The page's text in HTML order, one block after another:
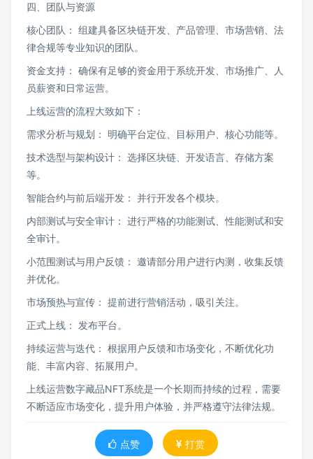
四、团队与资源
核心团队： 组建具备区块链开发、产品管理、市场营销、法
律合规等专业知识的团队。
资金支持： 确保有足够的资金用于系统开发、市场推广、人
员薪资和日常运营。
上线运营的流程大致如下：
需求分析与规划： 明确平台定位、目标用户、核心功能等。
技术选型与架构设计： 选择区块链、开发语言、存储方案
等。
智能合约与前后端开发： 并行开发各个模块。
内部测试与安全审计： 进行严格的功能测试、性能测试和安
全审计。
小范围测试与用户反馈： 邀请部分用户进行内测，收集反馈
并优化。
市场预热与宣传： 提前进行营销活动，吸引关注。
正式上线： 发布平台。
持续运营与迭代： 根据用户反馈和市场变化，不断优化功
能、丰富内容、拓展用户。
上线运营数字藏品NFT系统是一个长期而持续的过程，需要
不断适应市场变化，提升用户体验，并严格遵守法律法规。
点赞 打赏